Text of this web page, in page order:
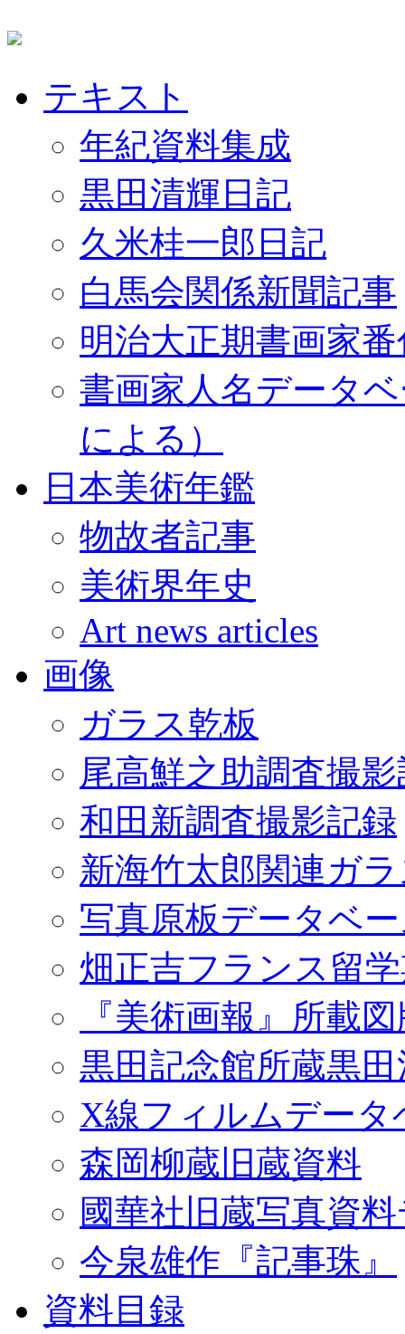
テキスト
年紀資料集成
黒田清輝日記
久米桂一郎日記
白馬会関係新聞記事
明治大正期書画家
書画家人名データ
による）
日本美術年鑑
物故者記事
美術界年史
Art news articles
画像
ガラス乾板
尾高鮮之助調査撮
和田新調査撮影記録
新海竹太郎関連ガ
写真原板データベ
畑正吉フランス留
『美術画報』所載
黒田記念館所蔵黒
X線フィルムデータ
森岡柳蔵旧蔵資料
國華社旧蔵写真資
今泉雄作『記事珠』
資料目録